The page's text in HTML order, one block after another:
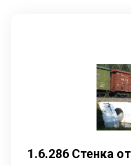
1.6.286 Стенка